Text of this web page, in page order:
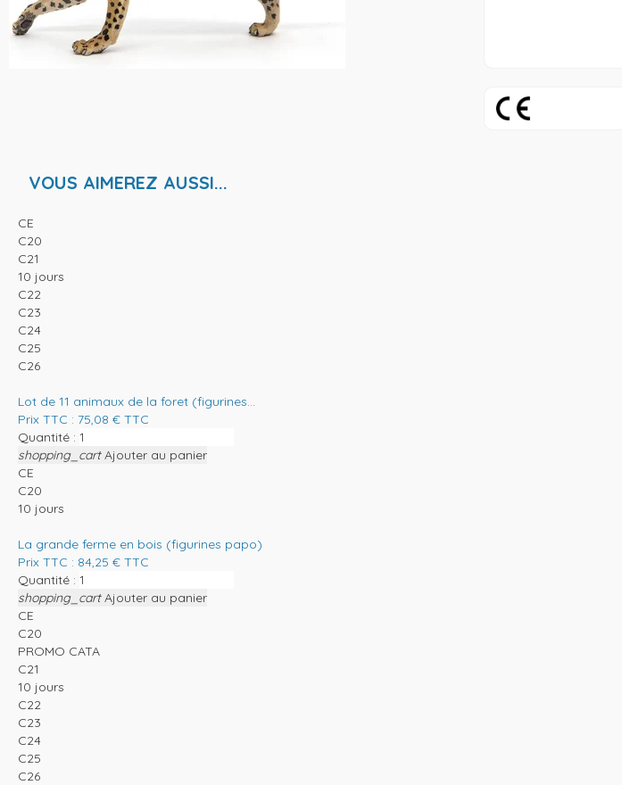
VOUS AIMEREZ AUSSI...
CE
C20
C21
10 jours
C22
C23
C24
C25
C26
Lot de 11 animaux de la foret (figurines...
Prix TTC : 75,08 € TTC
Quantité :
shopping_cart Ajouter au panier
CE
C20
10 jours
La grande ferme en bois (figurines papo)
Prix TTC : 84,25 € TTC
Quantité :
shopping_cart Ajouter au panier
CE
C20
PROMO CATA
C21
10 jours
C22
C23
C24
C25
C26